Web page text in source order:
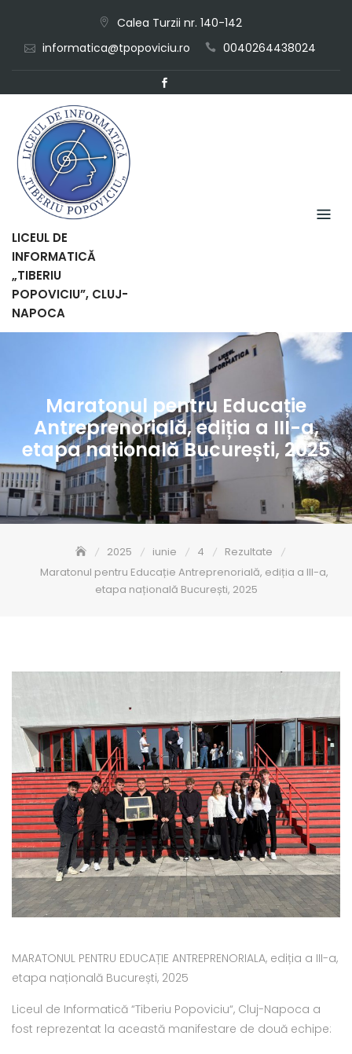
content
Calea Turzii nr. 140-142
informatica@tpopoviciu.ro
0040264438024
LICEUL DE
INFORMATICĂ
„TIBERIU
POPOVICIU”, CLUJ-
NAPOCA
Maratonul pentru Educație
Antreprenorială, ediția a III-a,
etapa națională București, 2025
2025 iunie 4
Rezultate
Maratonul pentru Educație Antreprenorială, ediția a III-a,
etapa națională București, 2025
MARATONUL PENTRU EDUCAȚIE ANTREPRENORIALA, ediția a III-a,
etapa națională București, 2025
Liceul de Informatică “Tiberiu Popoviciu“, Cluj-Napoca a
fost reprezentat la această manifestare de două echipe: